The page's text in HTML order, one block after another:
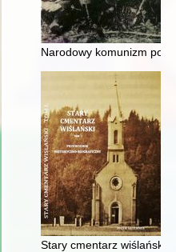
Narodowy komunizm po
Stary cmentarz wiślański.